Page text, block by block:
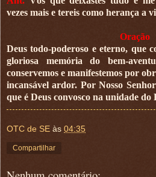
vezes mais e tereis como herança a
Oração
Deus todo-poderoso e eterno, que
gloriosa memória do bem-
conservemos e manifestemos por
incansável ardor. Por Nosso
que é Deus convosco na unidade
OTC de SE às 04:35
Compartilhar